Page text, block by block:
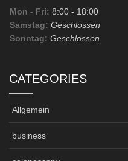
Mon - Fri: 8:00 - 18:00
Samstag: Geschlossen
Sonntag: Geschlossen
CATEGORIES
Allgemein
business